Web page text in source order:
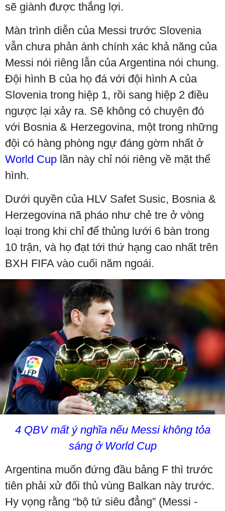
sẽ giành được thắng lợi.
Màn trình diễn của Messi trước Slovenia
vẫn chưa phản ánh chính xác khả năng của
Messi nói riêng lẫn của Argentina nói chung.
Đội hình B của họ đá với đội hình A của
Slovenia trong hiệp 1, rồi sang hiệp 2 điều
ngược lại xảy ra. Sẽ không có chuyện đó
với Bosnia & Herzegovina, một trong những
đội có hàng phòng ngự đáng gờm nhất ở
World Cup lần này chỉ nói riêng về mặt thể
hình.
Dưới quyền của HLV Safet Susic, Bosnia &
Herzegovina nã pháo như chẻ tre ở vòng
loại trong khi chỉ để thủng lưới 6 bàn trong
10 trận, và họ đạt tới thứ hạng cao nhất trên
BXH FIFA vào cuối năm ngoái.
4 QBV mất ý nghĩa nếu Messi không tỏa
sáng ở World Cup
Argentina muốn đứng đầu bảng F thì trước
tiên phải xử đối thủ vùng Balkan này trước.
Hy vọng rằng “bộ tứ siêu đẳng” (Messi -